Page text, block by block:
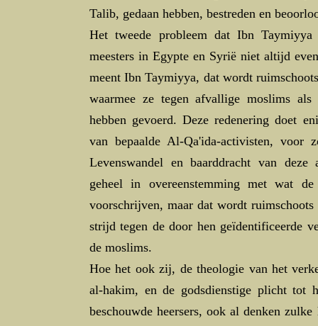
Talib, gedaan hebben, bestreden en
Het tweede probleem dat Ibn
meesters in Egypte en Syrië niet altijd
meent Ibn Taymiyya, dat wordt
waarmee ze tegen afvallige moslims
hebben gevoerd. Deze redenering doet
van bepaalde Al-Qa'ida-activisten, voor
Levenswandel en baarddracht van
geheel in overeenstemming met wat
voorschrijven, maar dat wordt
strijd tegen de door hen geïdentificeerde
de moslims.
Hoe het ook zij, de theologie van het
al-hakim, en de godsdienstige plicht tot
beschouwde heersers, ook al denken